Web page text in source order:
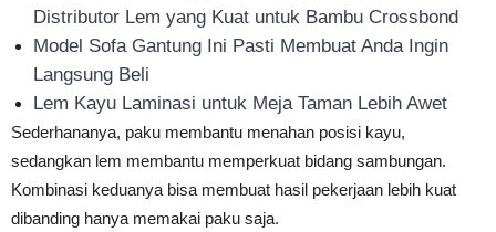
Distributor Lem yang Kuat untuk Bambu Crossbond
Model Sofa Gantung Ini Pasti Membuat Anda Ingin
Langsung Beli
Lem Kayu Laminasi untuk Meja Taman Lebih Awet
Sederhananya, paku membantu menahan posisi kayu,
sedangkan lem membantu memperkuat bidang sambungan.
Kombinasi keduanya bisa membuat hasil pekerjaan lebih kuat
dibanding hanya memakai paku saja.